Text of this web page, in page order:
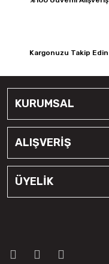
Kargonuzu Takip Edin
KURUMSAL
ALIŞVERİŞ
ÜYELİK